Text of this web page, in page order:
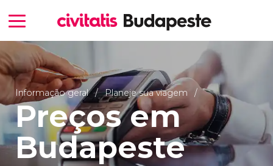
Informação geral Planeje sua viagem
Preços em
Budapeste